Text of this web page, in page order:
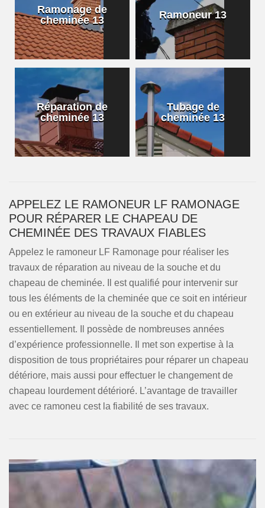
Ramonage de
cheminée 13
Ramoneur 13
Réparation de
cheminée 13
Tubage de
cheminée 13
APPELEZ LE RAMONEUR LF RAMONAGE
POUR RÉPARER LE CHAPEAU DE
CHEMINÉE DES TRAVAUX FIABLES
Appelez le ramoneur LF Ramonage pour réaliser les
travaux de réparation au niveau de la souche et du
chapeau de cheminée. Il est qualifié pour intervenir sur
tous les éléments de la cheminée que ce soit en intérieur
ou en extérieur au niveau de la souche et du chapeau
essentiellement. Il possède de nombreuses années
d’expérience professionnelle. Il met son expertise à la
disposition de tous propriétaires pour réparer un chapeau
détériore, mais aussi pour effectuer le changement de
chapeau lourdement détérioré. L’avantage de travailler
avec ce ramoneu cest la fiabilité de ses travaux.